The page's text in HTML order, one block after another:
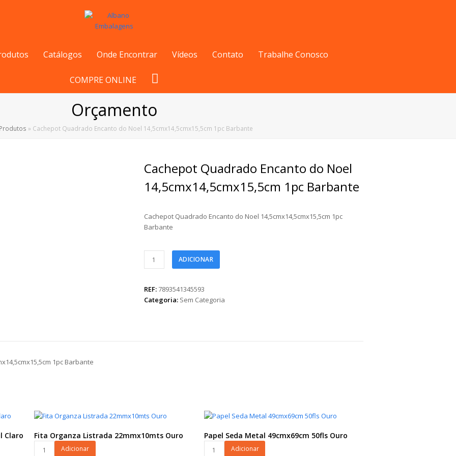
Catálogos Onde Encontrar Vídeos Contato Trabalhe Conosco
COMPRE ONLINE
Orçamento
Produtos » Cachepot Quadrado Encanto do Noel 14,5cmx14,5cmx15,5cm 1pc Barbante
Cachepot Quadrado Encanto do Noel
14,5cmx14,5cmx15,5cm 1pc Barbante
Cachepot Quadrado Encanto do Noel 14,5cmx14,5cmx15,5cm 1pc
Barbante
Quadrado
do
Noel
ADICIONAR
REF:7893541345593
Categoria: Sem Categoria
1pc Barbante
Claro Fita Organza Listrada 22mmx10mts Ouro
Adicionar
Papel Seda Metal 49cmx69cm 50fls Ouro
Adicionar